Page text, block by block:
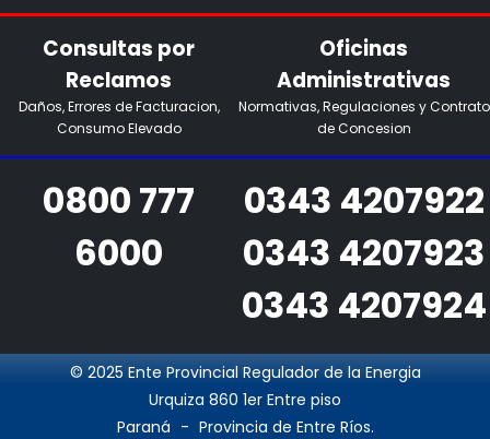
Consultas por
Reclamos
Daños, Errores de Facturacion,
Consumo Elevado
0800 777
6000
Oficinas
Administrativas
Normativas, Regulaciones y Contrato
de Concesion
0343 4207922
0343 4207923
0343 4207924
© 2025 Ente Provincial Regulador de la Energia
Urquiza 860 1er Entre piso
Paraná - Provincia de Entre Ríos.